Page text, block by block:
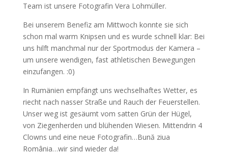
Team ist unsere Fotografin Vera Lohmüller.
Bei unserem Benefiz am Mittwoch konnte sie sich
schon mal warm Knipsen und es wurde schnell klar: Bei
uns hilft manchmal nur der Sportmodus der Kamera –
um unsere wendigen, fast athletischen Bewegungen
einzufangen. :0)
In Rumänien empfängt uns wechselhaftes Wetter, es
riecht nach nasser Straße und Rauch der Feuerstellen.
Unser weg ist gesäumt vom satten Grün der Hügel,
von Ziegenherden und blühenden Wiesen. Mittendrin 4
Clowns und eine neue Fotografin…Bună ziua
România…wir sind wieder da!